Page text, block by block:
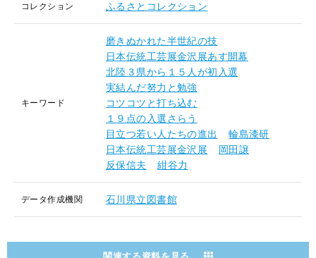
コレクション ふるさとコレクション
キーワード
磨きぬかれた半世紀の技
日本伝統工芸展金沢展あす開幕
北陸３県から１５人が初入選
実結んだ努力と勉強
コツコツと打ち込む
１９点の入選さらう
目立つ若い人たちの進出
輪島漆研
日本伝統工芸展金沢展
岡田譲
反保信夫
紺谷力
データ作成機関 石川県立図書館